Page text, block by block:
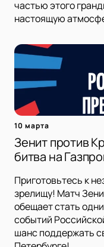
частью этого
настоящую
10 марта
Зенит против
битва на
Приготовьтесь к
зрелищу! Матч
обещает стать
событий
шанс поддержать